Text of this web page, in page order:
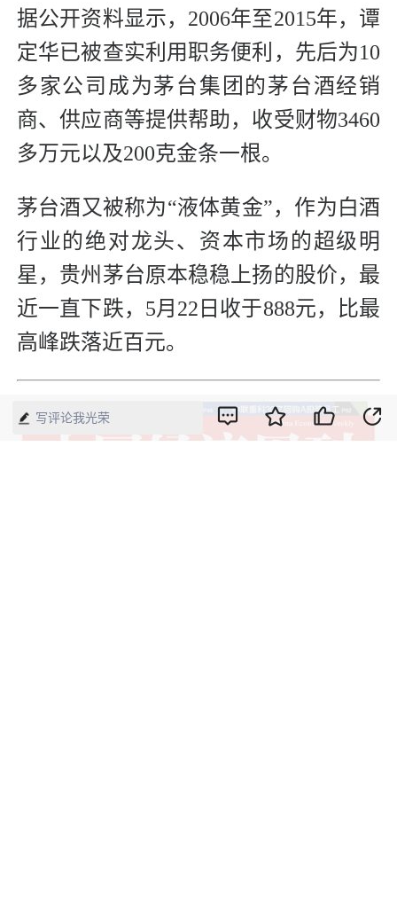
据公开资料显示，2006年至2015年，谭
定华已被查实利用职务便利，先后为10
多家公司成为茅台集团的茅台酒经销
商、供应商等提供帮助，收受财物3460
多万元以及200克金条一根。
茅台酒又被称为“液体黄金”，作为白酒
行业的绝对龙头、资本市场的超级明
星，贵州茅台原本稳稳上扬的股价，最
近一直下跌，5月22日收于888元，比最
高峰跌落近百元。
写评论我光荣